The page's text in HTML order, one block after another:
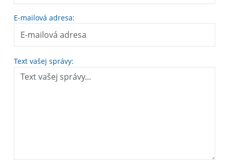
E-mailová adresa:
Text vašej správy: